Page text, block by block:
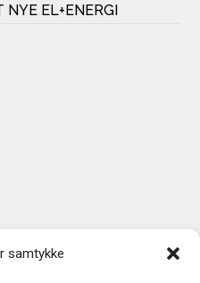
samtykke
NYE EL+ENERGI
A/S